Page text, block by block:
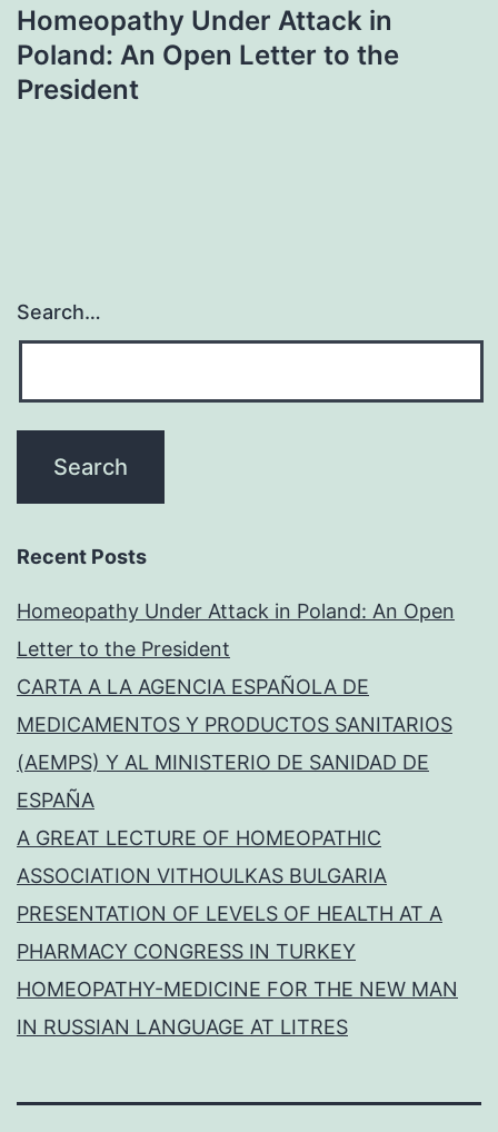
Homeopathy Under Attack in
Poland: An Open Letter to the
President
Search…
Recent Posts
Homeopathy Under Attack in Poland: An Open
Letter to the President
CARTA A LA AGENCIA ESPAÑOLA DE
MEDICAMENTOS Y PRODUCTOS SANITARIOS
(AEMPS) Y AL MINISTERIO DE SANIDAD DE
ESPAÑA
A GREAT LECTURE OF HOMEOPATHIC
ASSOCIATION VITHOULKAS BULGARIA
PRESENTATION OF LEVELS OF HEALTH AT A
PHARMACY CONGRESS IN TURKEY
HOMEOPATHY-MEDICINE FOR THE NEW MAN
IN RUSSIAN LANGUAGE AT LITRES